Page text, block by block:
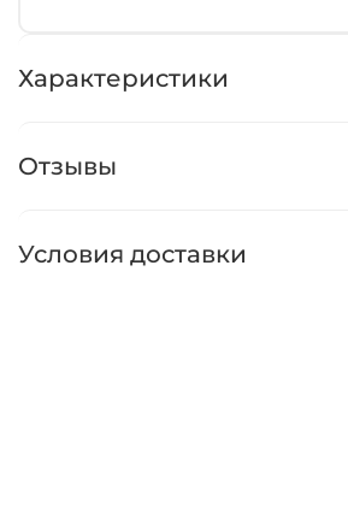
Характеристики
Отзывы
Условия доставки